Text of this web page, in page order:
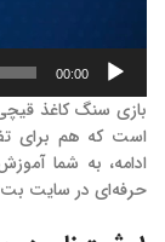
00:00
بازی سنگ کاغذ
است که هم برای
ادامه، به شما
حرفه‌ای در سایت